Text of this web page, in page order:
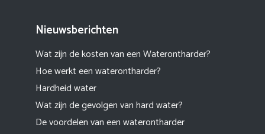
Nieuwsberichten
Wat zijn de kosten van een Waterontharder?
Hoe werkt een waterontharder?
Hardheid water
Wat zijn de gevolgen van hard water?
De voordelen van een waterontharder